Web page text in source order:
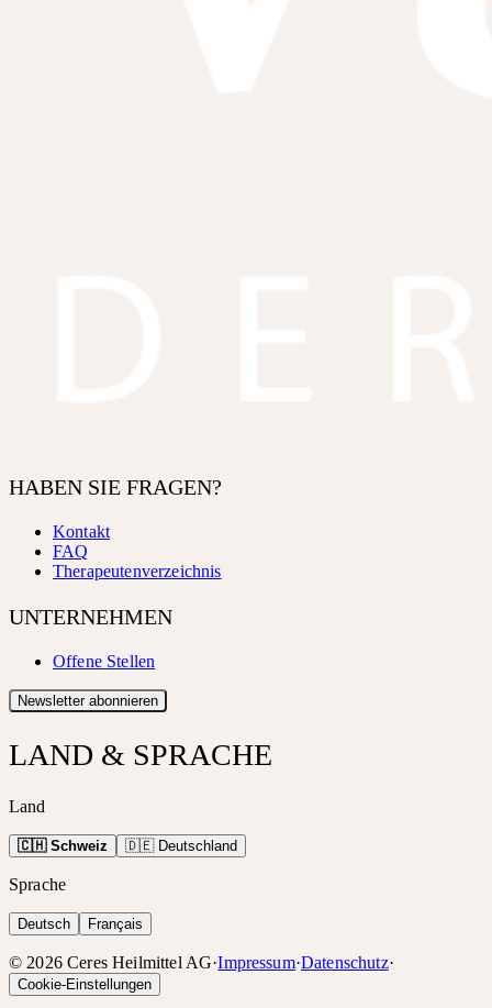
HABEN SIE FRAGEN?
Kontakt
FAQ
Therapeutenverzeichnis
UNTERNEHMEN
Offene Stellen
Newsletter abonnieren
LAND & SPRACHE
Land
🇨🇭 Schweiz 🇩🇪 Deutschland
Sprache
Deutsch Français
© 2026 Ceres Heilmittel AG·Impressum·Datenschutz·
Cookie-Einstellungen